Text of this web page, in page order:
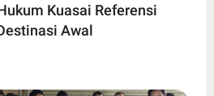
Kuasai Referensi
Awal